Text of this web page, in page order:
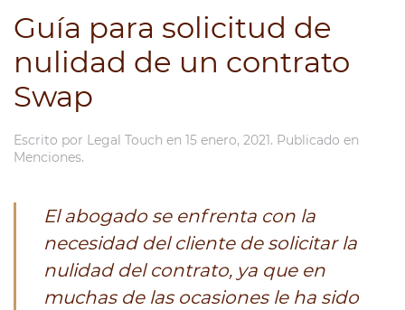
Guía para solicitud de
nulidad de un contrato
Swap
Escrito por Legal Touch en 15 enero, 2021. Publicado en
Menciones.
El abogado se enfrenta con la
necesidad del cliente de solicitar la
nulidad del contrato, ya que en
muchas de las ocasiones le ha sido